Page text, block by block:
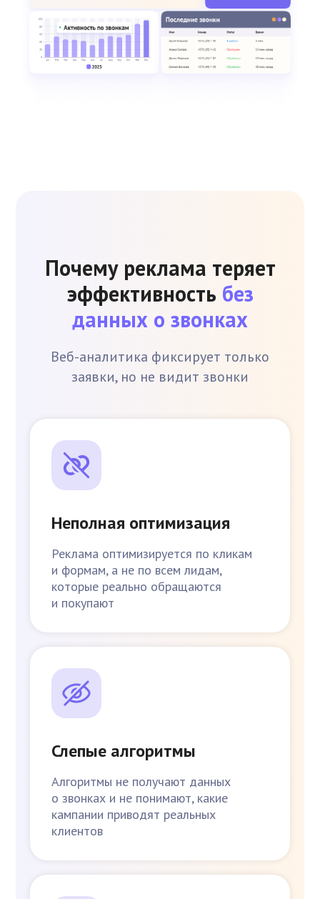
Почему реклама теряет
эффективность без
данных о звонках
Веб-аналитика фиксирует только
заявки, но не видит звонки
Неполная оптимизация
Реклама оптимизируется по кликам
и формам, а не по всем лидам,
которые реально обращаются
и покупают
Слепые алгоритмы
Алгоритмы не получают данных
о звонках и не понимают, какие
кампании приводят реальных
клиентов